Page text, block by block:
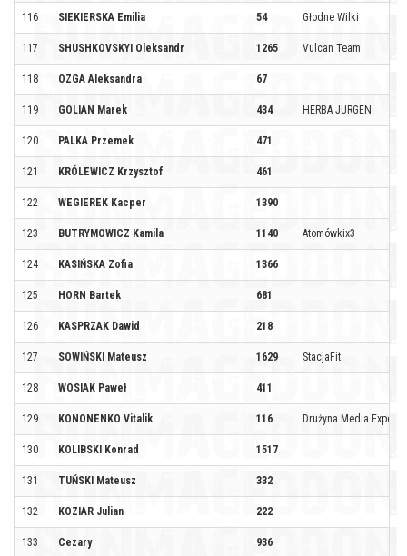
116 SIEKIERSKA Emilia 54 Głodne Wilki
117 SHUSHKOVSKYI Oleksandr 1265 Vulcan Team
118 OZGA Aleksandra 67
119 GOLIAN Marek 434 HERBA JURGEN
120 PALKA Przemek 471
121 KRÓLEWICZ Krzysztof 461
122 WEGIEREK Kacper 1390
123 BUTRYMOWICZ Kamila 1140 Atomówkix3
124 KASIŃSKA Zofia 1366
125 HORN Bartek 681
126 KASPRZAK Dawid 218
127 SOWIŃSKI Mateusz 1629 StacjaFit
128 WOSIAK Paweł 411
129 KONONENKO Vitalik 116 Drużyna Media Expert
130 KOLIBSKI Konrad 1517
131 TUŃSKI Mateusz 332
132 KOZIAR Julian 222
133 Cezary 936